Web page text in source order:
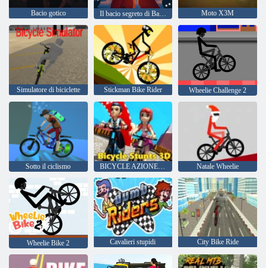
Bacio gotico Il bacio segreto di Babbo Natale Moto X3M
Simulatore di biciclette Stickman Bike Rider Wheelie Challenge 2
Sotto il ciclismo BICYCLE AZIONE 3D Natale Wheelie
Wheelie Bike 2 Cavalieri stupidi City Bike Ride